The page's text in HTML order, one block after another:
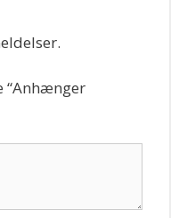
“Anhænger